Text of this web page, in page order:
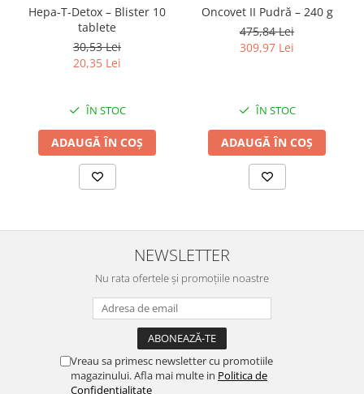
Hepa-T-Detox – Blister 10
tablete
30,53 Lei
20,35 Lei
ÎN STOC
ADAUGĂ ÎN COȘ
Oncovet II Pudră – 240 g
475,84 Lei
309,97 Lei
ÎN STOC
ADAUGĂ ÎN COȘ
NEWSLETTER
Nu rata ofertele și promoțiile noastre
Vreau sa primesc newsletter cu promotiile
magazinului. Afla mai multe in Politica de
Confidentialitate